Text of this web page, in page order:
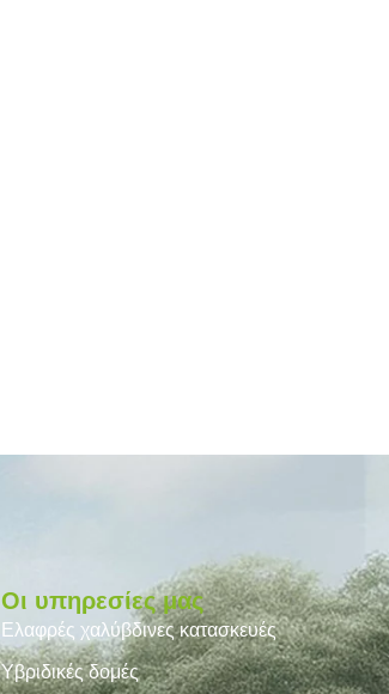
Οι υπηρεσίες μας
Ελαφρές χαλύβδινες κατασκευές
Υβριδικές δομές